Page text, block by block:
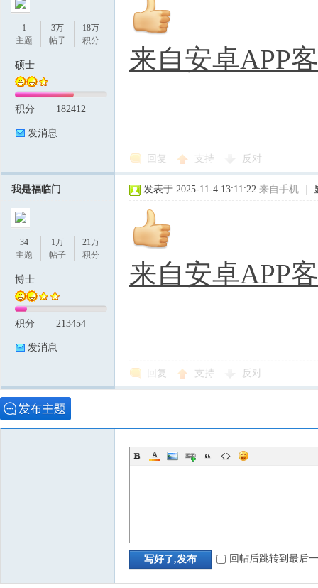
1
主题
3万
帖子
18万
积分
硕士
积分 182412
发消息
来自安卓APP
回复 支持 反对
我是福临门
34
主题
1万
帖子
21万
积分
博士
积分 213454
发消息
发表于 2025-11-4 13:11:22 来自手机
来自安卓APP
回复 支持 反对
写好了,发布 回帖后跳转到最后